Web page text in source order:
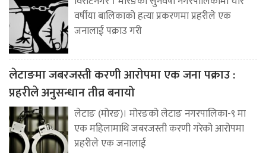
वर्षीया बालिकाको हत्या प्रकरणमा प्रहरीले एक
जनालाई पक्राउ गरी
लेटाङमा जबरजस्ती करणी आरोपमा एक जना पक्राउ :
प्रहरीले अनुसन्धान तीव्र बनायो
लेटाङ (मोरङ)। मोरङको लेटाङ नगरपालिका-९ मा
एक महिलामाथि जबरजस्ती करणी गरेको आरोपमा
प्रहरीले एक जनालाई